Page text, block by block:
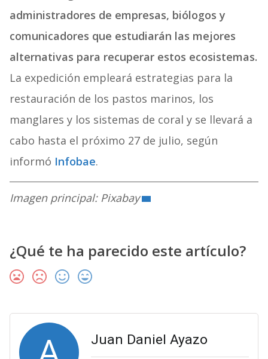
administradores de empresas, biólogos y
comunicadores que estudiarán las mejores
alternativas para recuperar estos ecosistemas.
La expedición empleará estrategias para la
restauración de los pastos marinos, los
manglares y los sistemas de coral y se llevará a
cabo hasta el próximo 27 de julio, según
informó Infobae.
Imagen principal: Pixabay
¿Qué te ha parecido este artículo?
Juan Daniel Ayazo